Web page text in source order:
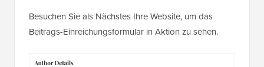
Besuchen Sie als Nächstes Ihre Website, um das
Beitrags-Einreichungsformular in Aktion zu sehen.